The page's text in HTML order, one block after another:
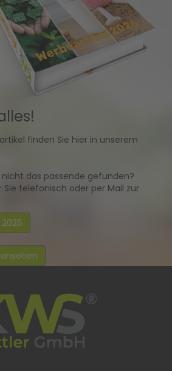
finden Sie hier in unserem
das passende gefunden?
telefonisch oder per Mail zur